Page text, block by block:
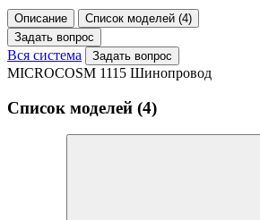
Описание
Список моделей (4)
Задать вопрос
Вся система Задать вопрос
MICROCOSM 1115 Шинопровод
Список моделей (4)